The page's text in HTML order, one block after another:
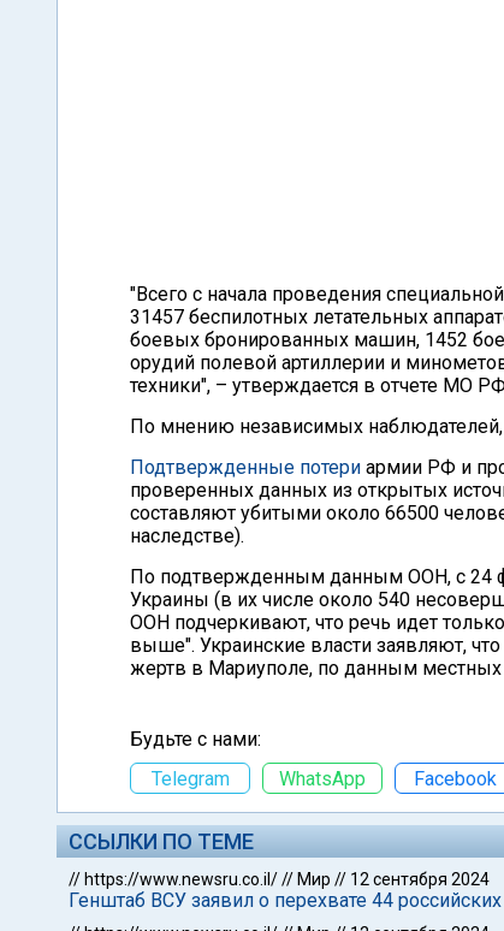
"Всего с начала проведения
31457 беспилотных летательных
боевых бронированных машин, 1452
орудий полевой артиллерии и
техники", – утверждается в отчете МО
По мнению независимых
Подтвержденные потери армии РФ и
проверенных данных из открытых
составляют убитыми около 66500
наследстве).
По подтвержденным данным ООН, с 24
Украины (в их числе около 540
ООН подчеркивают, что речь идет
выше". Украинские власти заявляют,
жертв в Мариуполе, по данным местных
Будьте с нами:
Telegram
WhatsApp Facebook
ССЫЛКИ ПО ТЕМЕ
// https://www.newsru.co.il/// Мир // 12 сентября 2024
Генштаб ВСУ заявил о перехвате 44